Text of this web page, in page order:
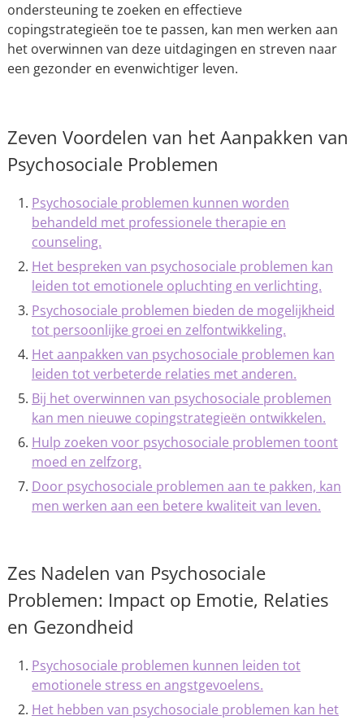
ondersteuning te zoeken en effectieve
copingstrategieën toe te passen, kan men werken aan
het overwinnen van deze uitdagingen en streven naar
een gezonder en evenwichtiger leven.
Zeven Voordelen van het Aanpakken van
Psychosociale Problemen
Psychosociale problemen kunnen worden
behandeld met professionele therapie en
counseling.
Het bespreken van psychosociale problemen kan
leiden tot emotionele opluchting en verlichting.
Psychosociale problemen bieden de mogelijkheid
tot persoonlijke groei en zelfontwikkeling.
Het aanpakken van psychosociale problemen kan
leiden tot verbeterde relaties met anderen.
Bij het overwinnen van psychosociale problemen
kan men nieuwe copingstrategieën ontwikkelen.
Hulp zoeken voor psychosociale problemen toont
moed en zelfzorg.
Door psychosociale problemen aan te pakken, kan
men werken aan een betere kwaliteit van leven.
Zes Nadelen van Psychosociale
Problemen: Impact op Emotie, Relaties
en Gezondheid
Psychosociale problemen kunnen leiden tot
emotionele stress en angstgevoelens.
Het hebben van psychosociale problemen kan het